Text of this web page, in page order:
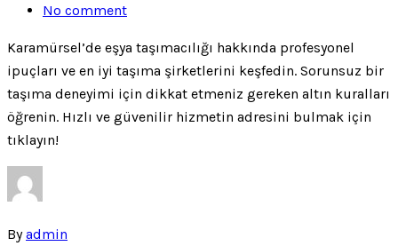
No comment
Karamürsel’de eşya taşımacılığı hakkında profesyonel
ipuçları ve en iyi taşıma şirketlerini keşfedin. Sorunsuz bir
taşıma deneyimi için dikkat etmeniz gereken altın kuralları
öğrenin. Hızlı ve güvenilir hizmetin adresini bulmak için
tıklayın!
Byadmin